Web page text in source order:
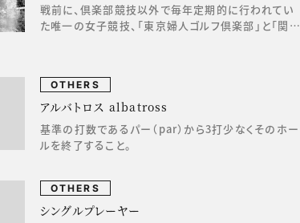
戦前に、倶楽部競技以外で毎年定期的に行われてい
た唯一の女子競技、「東京婦人ゴルフ倶楽部」と「関…
OTHERS
アルバトロス albatross
基準の打数であるパー（par）から3打少なくそのホー
ルを終了すること。
OTHERS
シングルプレーヤー